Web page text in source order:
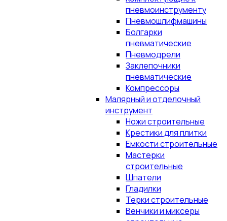
пневмоинструменту
Пневмошлифмашины
Болгарки
пневматические
Пневмодрели
Заклепочники
пневматические
Компрессоры
Малярный и отделочный
инструмент
Ножи строительные
Крестики для плитки
Емкости строительные
Мастерки
строительные
Шпатели
Гладилки
Терки строительные
Венчики и миксеры